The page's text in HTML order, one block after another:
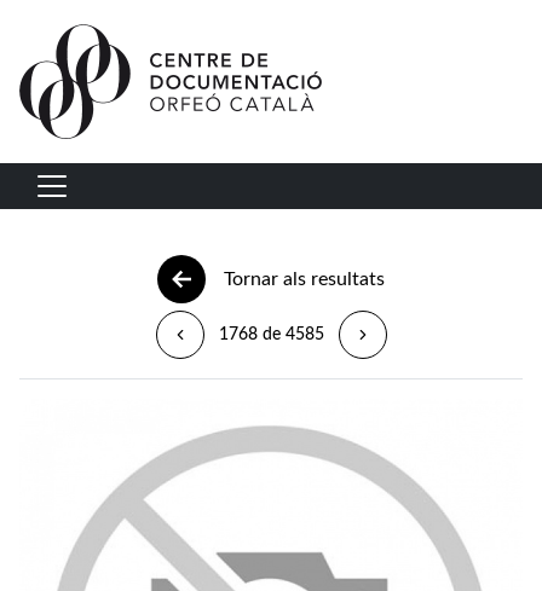
Vés al contingut
Navegació principal
Tornar als resultats
1768 de 4585